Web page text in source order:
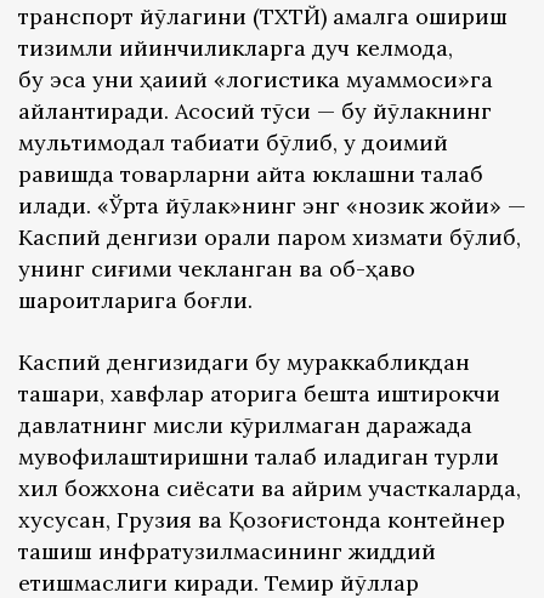
транспорт йўлагини (ТХТЙ) амалга ошириш
тизимли қийинчиликларга дуч келмоқда,
бу эса уни ҳақиқий «логистика муаммоси»га
айлантиради. Асосий тўсиқ — бу йўлакнинг
мультимодал табиати бўлиб, у доимий
равишда товарларни қайта юклашни талаб
қилади. «Ўрта йўлак»нинг энг «нозик жойи» —
Каспий денгизи орқали паром хизмати бўлиб,
унинг сиғими чекланган ва об-ҳаво
шароитларига боғлиқ.
Каспий денгизидаги бу мураккабликдан
ташқари, хавфлар қаторига бешта иштирокчи
давлатнинг мисли кўрилмаган даражада
мувофиқлаштиришни талаб қиладиган турли
хил божхона сиёсати ва айрим участкаларда,
хусусан, Грузия ва Қозоғистонда контейнер
ташиш инфратузилмасининг жиддий
етишмаслиги киради. Темир йўллар